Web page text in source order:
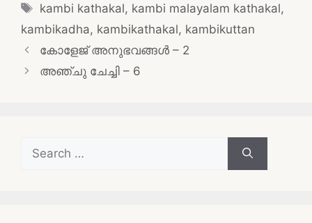
Tags
kambi kathakal, kambi malayalam kathakal,
kambikadha, kambikathakal, kambikuttan
Post
navigation
കോളേജ് അനുഭവങ്ങൾ – 2
അഞ്ചു ചേച്ചി – 6
Search
for: